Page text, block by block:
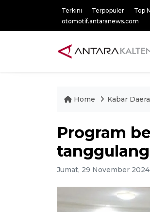
Terkini Terpopuler Top
otomotif.antaranews.com
Home Kabar
Program
Jumat, 29 November